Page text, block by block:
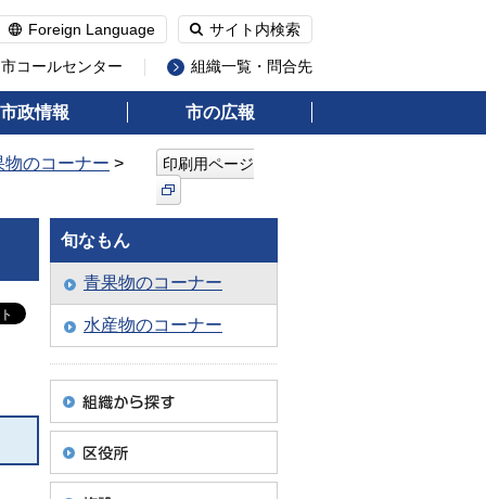
Foreign Language サイト内検索
コールセンター 組織一覧・問合先
市政情報 市の広報
物のコーナー > 印刷用ページ
旬なもん
青果物のコーナー
水産物のコーナー